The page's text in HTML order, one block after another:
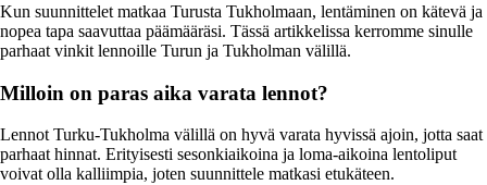
Kun suunnittelet matkaa Turusta Tukholmaan, lentäminen on kätevä ja
nopea tapa saavuttaa päämääräsi. Tässä artikkelissa kerromme sinulle
parhaat vinkit lennoille Turun ja Tukholman välillä.
Milloin on paras aika varata lennot?
Lennot Turku-Tukholma välillä on hyvä varata hyvissä ajoin, jotta saat
parhaat hinnat. Erityisesti sesonkiaikoina ja loma-aikoina lentoliput
voivat olla kalliimpia, joten suunnittele matkasi etukäteen.